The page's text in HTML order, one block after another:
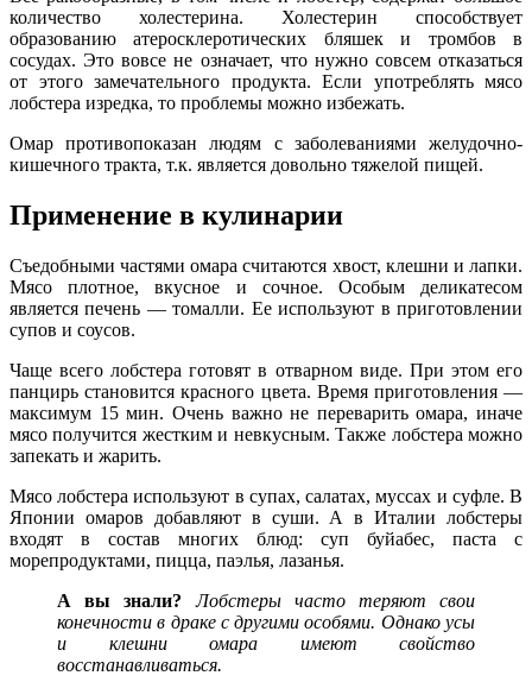
количество холестерина. Холестерин способствует
образованию атеросклеротических бляшек и тромбов в
сосудах. Это вовсе не означает, что нужно совсем отказаться
от этого замечательного продукта. Если употреблять мясо
лобстера изредка, то проблемы можно избежать.
Омар противопоказан людям с заболеваниями желудочно-
кишечного тракта, т.к. является довольно тяжелой пищей.
Применение в кулинарии
Съедобными частями омара считаются хвост, клешни и лапки.
Мясо плотное, вкусное и сочное. Особым деликатесом
является печень — томалли. Ее используют в приготовлении
супов и соусов.
Чаще всего лобстера готовят в отварном виде. При этом его
панцирь становится красного цвета. Время приготовления —
максимум 15 мин. Очень важно не переварить омара, иначе
мясо получится жестким и невкусным. Также лобстера можно
запекать и жарить.
Мясо лобстера используют в супах, салатах, муссах и суфле. В
Японии омаров добавляют в суши. А в Италии лобстеры
входят в состав многих блюд: суп буйабес, паста с
морепродуктами, пицца, паэлья, лазанья.
А вы знали?
Лобстеры часто теряют свои
конечности в драке с другими особями. Однако усы
и клешни омара имеют свойство
восстанавливаться.